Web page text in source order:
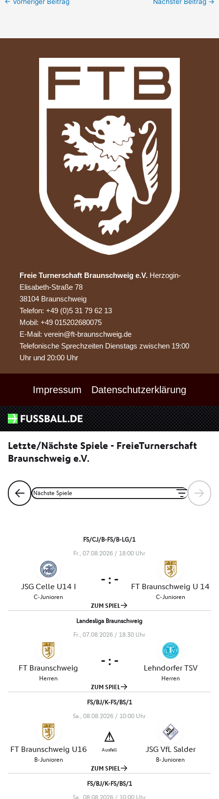
Freie Turnerschaft Braunschweig e.V. Herzogin-
Elisabeth-Straße 78
38104 Braunschweig
Telefon: +49 (0)5 31 79 62 13
Mobil: +49 015202680075
E-Mail: verein@ft-braunschweig.de
Telefonische Sprechzeiten Dienstags zwischen 19:00
Uhr und 20:00 Uhr
Impressum Datenschutzerklärung